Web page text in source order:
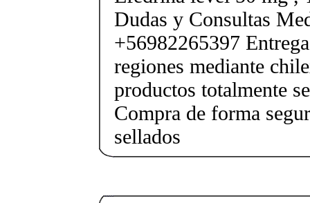
Dudas y Consultas
+56982265397
regiones mediante
productos totalmente
Compra de forma
sellados